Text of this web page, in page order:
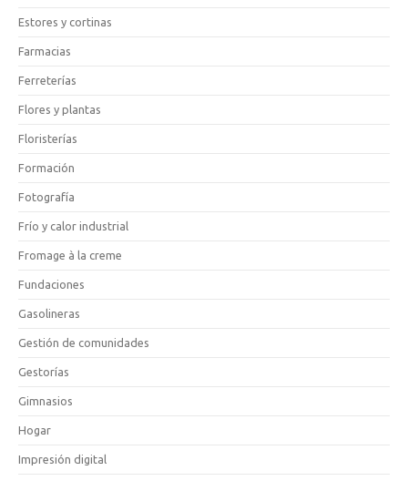
Estores y cortinas
Farmacias
Ferreterías
Flores y plantas
Floristerías
Formación
Fotografía
Frío y calor industrial
Fromage à la creme
Fundaciones
Gasolineras
Gestión de comunidades
Gestorías
Gimnasios
Hogar
Impresión digital